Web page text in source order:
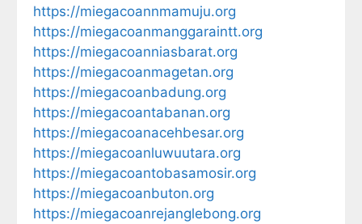
https://miegacoannmamuju.org
https://miegacoanmanggaraintt.org
https://miegacoanniasbarat.org
https://miegacoanmagetan.org
https://miegacoanbadung.org
https://miegacoantabanan.org
https://miegacoanacehbesar.org
https://miegacoanluwuutara.org
https://miegacoantobasamosir.org
https://miegacoanbuton.org
https://miegacoanrejanglebong.org